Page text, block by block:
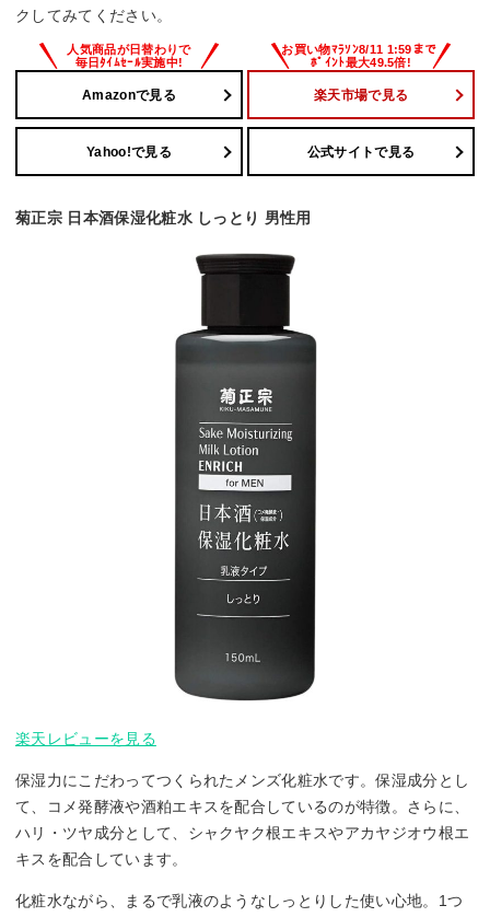
クしてみてください。
Amazonで見る 楽天市場で見る
Yahoo!で見る 公式サイトで見る
菊正宗 日本酒保湿化粧水 しっとり 男性用
楽天レビューを見る
保湿力にこだわってつくられたメンズ化粧水です。保湿成分とし
て、コメ発酵液や酒粕エキスを配合しているのが特徴。さらに、
ハリ・ツヤ成分として、シャクヤク根エキスやアカヤジオウ根エ
キスを配合しています。
化粧水ながら、まるで乳液のようなしっとりした使い心地。1つ